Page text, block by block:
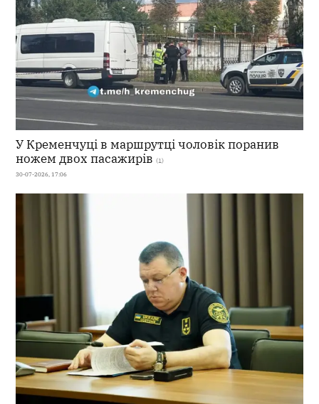
У Кременчуці в маршрутці чоловік поранив
ножем двох пасажирів (1)
30-07-2026, 17:06